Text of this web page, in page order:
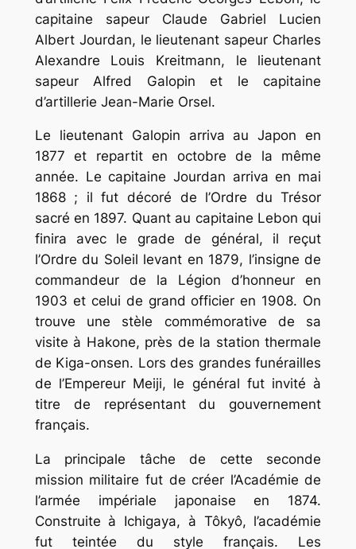
capitaine sapeur Claude Gabriel Lucien
Albert Jourdan, le lieutenant sapeur Charles
Alexandre Louis Kreitmann, le lieutenant
sapeur Alfred Galopin et le capitaine
d’artillerie Jean-Marie Orsel.
Le lieutenant Galopin arriva au Japon en
1877 et repartit en octobre de la même
année. Le capitaine Jourdan arriva en mai
1868 ; il fut décoré de l’Ordre du Trésor
sacré en 1897. Quant au capitaine Lebon qui
finira avec le grade de général, il reçut
l’Ordre du Soleil levant en 1879, l’insigne de
commandeur de la Légion d’honneur en
1903 et celui de grand officier en 1908. On
trouve une stèle commémorative de sa
visite à Hakone, près de la station thermale
de Kiga-onsen. Lors des grandes funérailles
de l’Empereur Meiji, le général fut invité à
titre de représentant du gouvernement
français.
La principale tâche de cette seconde
mission militaire fut de créer l’Académie de
l’armée impériale japonaise en 1874.
Construite à Ichigaya, à Tôkyô, l’académie
fut teintée du style français. Les